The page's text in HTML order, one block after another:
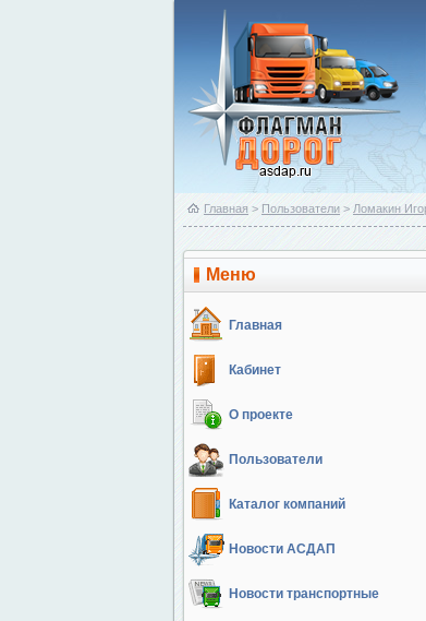
Главная > Пользователи > Ломакин
Меню
Главная
Кабинет
О проекте
Пользователи
Каталог компаний
Новости АСДАП
Новости транспортные